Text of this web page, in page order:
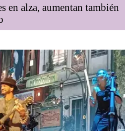
en alza, aumentan también